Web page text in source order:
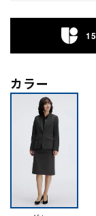
カラー